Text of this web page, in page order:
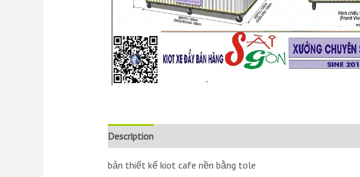
Description
bản thiết kế kiot cafe nền bằng tole